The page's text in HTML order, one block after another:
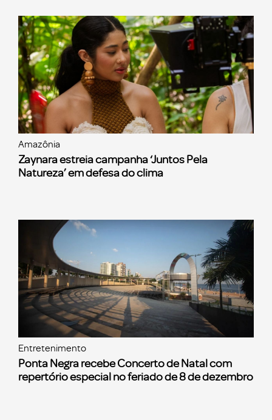
Amazônia
Zaynara estreia campanha ‘Juntos Pela
Natureza’ em defesa do clima
Entretenimento
Ponta Negra recebe Concerto de Natal com
repertório especial no feriado de 8 de dezembro